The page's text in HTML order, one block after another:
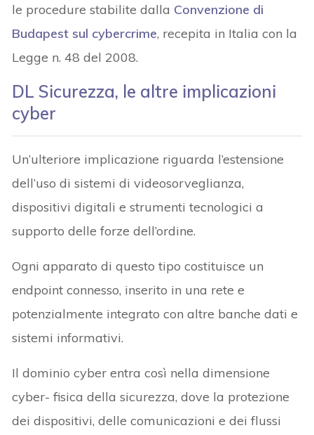
le procedure stabilite dalla Convenzione di
Budapest sul cybercrime, recepita in Italia con la
Legge n. 48 del 2008.
DL Sicurezza, le altre implicazioni
cyber
Un’ulteriore implicazione riguarda l’estensione
dell’uso di sistemi di videosorveglianza,
dispositivi digitali e strumenti tecnologici a
supporto delle forze dell’ordine.
Ogni apparato di questo tipo costituisce un
endpoint connesso, inserito in una rete e
potenzialmente integrato con altre banche dati e
sistemi informativi.
Il dominio cyber entra così nella dimensione
cyber- fisica della sicurezza, dove la protezione
dei dispositivi, delle comunicazioni e dei flussi